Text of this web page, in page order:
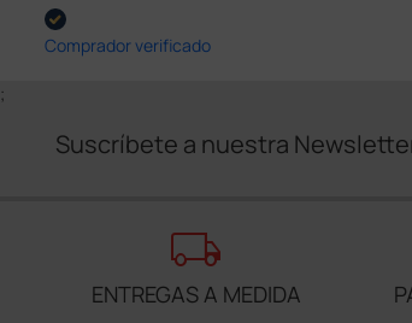
Comprador verificado
;
Suscríbete a nuestra
local_shipping
ENTREGAS A MEDIDA